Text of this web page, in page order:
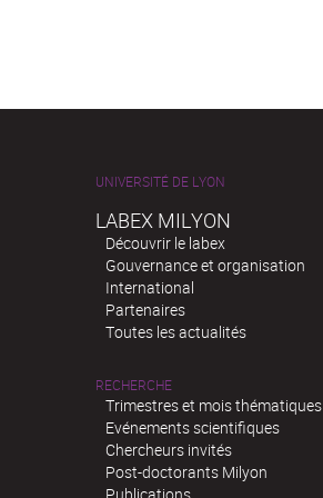
UNIVERSITÉ DE LYON
LABEX MILYON
Découvrir le labex
Gouvernance et organisation
International
Partenaires
Toutes les actualités
RECHERCHE
Trimestres et mois thématiques
Evénements scientifiques
Chercheurs invités
Post-doctorants Milyon